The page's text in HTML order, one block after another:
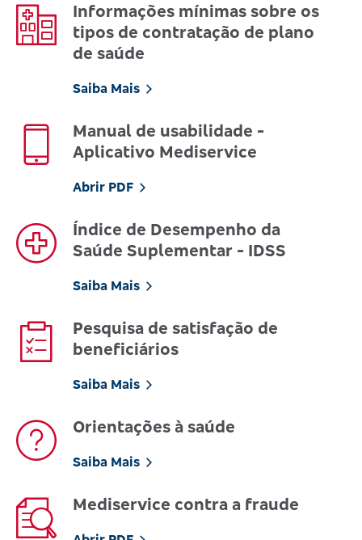
Informações mínimas sobre os
tipos de contratação de plano
de saúde
Saiba Mais
Manual de usabilidade -
Aplicativo Mediservice
Abrir PDF
Índice de Desempenho da
Saúde Suplementar - IDSS
Saiba Mais
Pesquisa de satisfação de
beneficiários
Saiba Mais
Orientações à saúde
Saiba Mais
Mediservice contra a fraude